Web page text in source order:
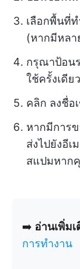
เลือกพื้นที่
(หากมีหลา
กรุณาป้อน
ใช้ครั้งเดีย
คลิก ลงชื่อ
หากมีการ
ส่งไปยังอี
สแปมหาก
➡️ อ่านเพิ่มเ
การทำงาน